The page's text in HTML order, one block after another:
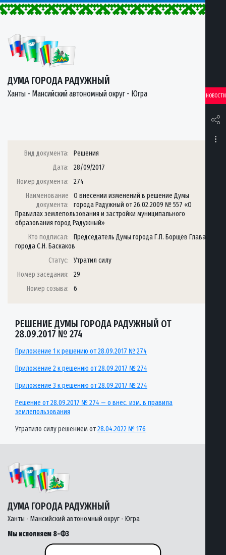
ДУМА ГОРОДА РАДУЖНЫЙ
Ханты - Мансийский автономный округ - Югра НОВОСТИ
Вид документа:
Решения
Дата:
28/09/2017
Номер документа:
274
Наименование
документа:
О внесении изменений в решение Думы
города Радужный от 26.02.2009 № 557 «О
Правилах землепользования и застройки муниципального
образования город Радужный»
Кто подписал:
Председатель Думы города Г.П. Борщёв Глава
города С.Н. Баскаков
Статус:
Утратил силу
Номер заседания:
29
Номер созыва:
6
РЕШЕНИЕ ДУМЫ ГОРОДА РАДУЖНЫЙ ОТ
28.09.2017 № 274
Приложение 1 к решению от 28.09.2017 № 274
Приложение 2 к решению от 28.09.2017 № 274
Приложение 3 к решению от 28.09.2017 № 274
Решение от 28.09.2017 № 274 — о внес. изм. в правила
землепользования
Утратило силу решением от28.04.2022 № 176
ДУМА ГОРОДА РАДУЖНЫЙ
Ханты - Мансийский автономный округ - Югра
Мы исполняем 8-ФЗ